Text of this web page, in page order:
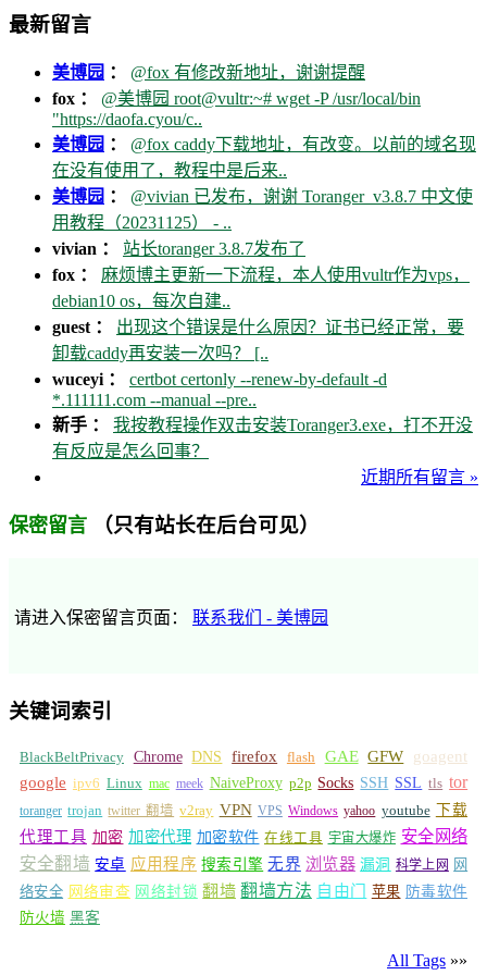
最新留言
美博园 ： @fox 有修改新地址，谢谢提醒
fox ： @美博园 root@vultr:~# wget -P /usr/local/bin
"https://daofa.cyou/c..
美博园 ： @fox caddy下载地址，有改变。以前的域名现
在没有使用了，教程中是后来..
美博园 ： @vivian 已发布，谢谢 Toranger_v3.8.7 中文使
用教程（20231125） - ..
vivian ： 站长toranger 3.8.7发布了
fox ： 麻烦博主更新一下流程，本人使用vultr作为vps，
debian10 os，每次自建..
guest ： 出现这个错误是什么原因？证书已经正常，要
卸载caddy再安装一次吗？ [..
wuceyi ： certbot certonly --renew-by-default -d
*.111111.com --manual --pre..
新手 ： 我按教程操作双击安装Toranger3.exe，打不开没
有反应是怎么回事？
近期所有留言 »
保密留言 （只有站长在后台可见）
请进入保密留言页面： 联系我们 - 美博园
关键词索引
BlackBeltPrivacy Chrome DNS firefox flash GAE GFW
goagent
google ipv6 Linux mac meek NaiveProxy p2p Socks SSH SSL tls tor
toranger trojan twitter 翻墙 v2ray VPN VPS Windows yahoo youtube 下载
代理工具 加密 加密代理 加密软件 在线工具 宇宙大爆炸 安全网络
安全翻墙 安卓 应用程序 搜索引擎 无界 浏览器 漏洞 科学上网 网
络安全 网络审查 网络封锁 翻墙 翻墙方法 自由门 苹果 防毒软件
防火墙 黑客
All Tags »»